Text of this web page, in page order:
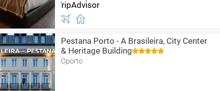
Pestana Porto - A Brasileira, City Center
& Heritage Building
Oporto